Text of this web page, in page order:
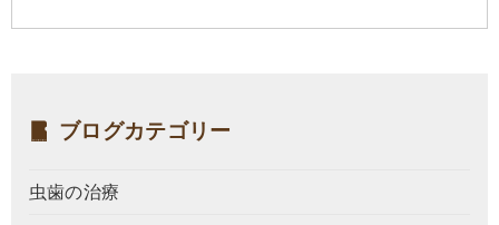
ブログカテゴリー
虫歯の治療